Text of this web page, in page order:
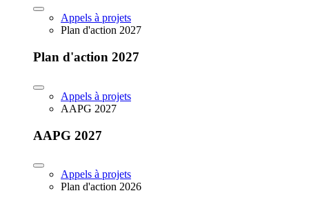
Appels à projets
Plan d'action 2027
Plan d'action 2027
Appels à projets
AAPG 2027
AAPG 2027
Appels à projets
Plan d'action 2026